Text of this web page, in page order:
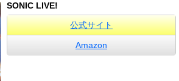
SONIC LIVE!
公式サイト
Amazon